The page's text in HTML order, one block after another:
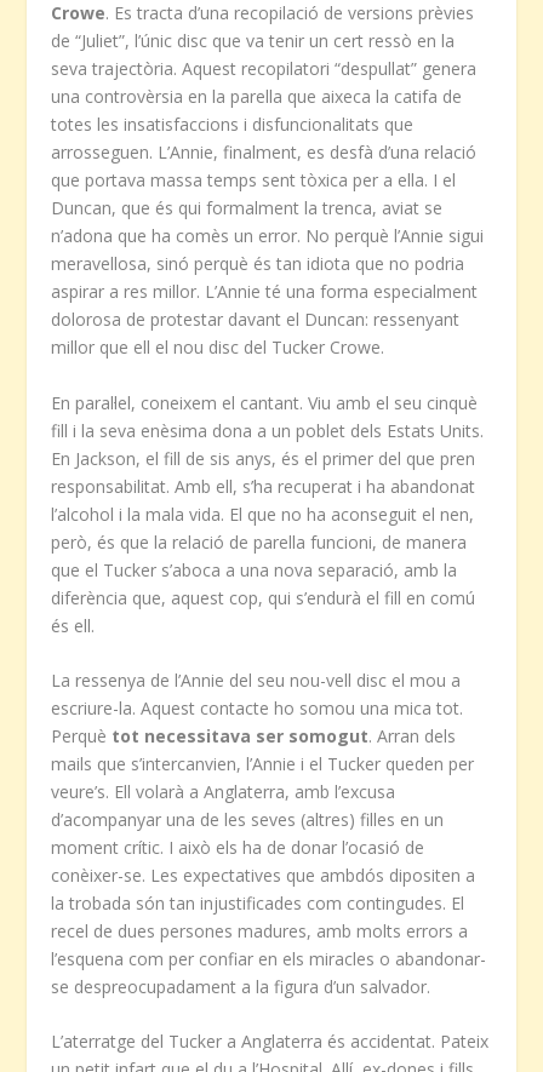
Crowe. Es tracta d’una recopilació de versions prèvies
de “Juliet”, l’únic disc que va tenir un cert ressò en la
seva trajectòria. Aquest recopilatori “despullat” genera
una controvèrsia en la parella que aixeca la catifa de
totes les insatisfaccions i disfuncionalitats que
arrosseguen. L’Annie, finalment, es desfà d’una relació
que portava massa temps sent tòxica per a ella. I el
Duncan, que és qui formalment la trenca, aviat se
n’adona que ha comès un error. No perquè l’Annie sigui
meravellosa, sinó perquè és tan idiota que no podria
aspirar a res millor. L’Annie té una forma especialment
dolorosa de protestar davant el Duncan: ressenyant
millor que ell el nou disc del Tucker Crowe.
En paral·lel, coneixem el cantant. Viu amb el seu cinquè
fill i la seva enèsima dona a un poblet dels Estats Units.
En Jackson, el fill de sis anys, és el primer del que pren
responsabilitat. Amb ell, s’ha recuperat i ha abandonat
l’alcohol i la mala vida. El que no ha aconseguit el nen,
però, és que la relació de parella funcioni, de manera
que el Tucker s’aboca a una nova separació, amb la
diferència que, aquest cop, qui s’endurà el fill en comú
és ell.
La ressenya de l’Annie del seu nou-vell disc el mou a
escriure-la. Aquest contacte ho somou una mica tot.
Perquè tot necessitava ser somogut. Arran dels
mails que s’intercanvien, l’Annie i el Tucker queden per
veure’s. Ell volarà a Anglaterra, amb l’excusa
d’acompanyar una de les seves (altres) filles en un
moment crític. I això els ha de donar l’ocasió de
conèixer-se. Les expectatives que ambdós dipositen a
la trobada són tan injustificades com contingudes. El
recel de dues persones madures, amb molts errors a
l’esquena com per confiar en els miracles o abandonar-
se despreocupadament a la figura d’un salvador.
L’aterratge del Tucker a Anglaterra és accidentat. Pateix